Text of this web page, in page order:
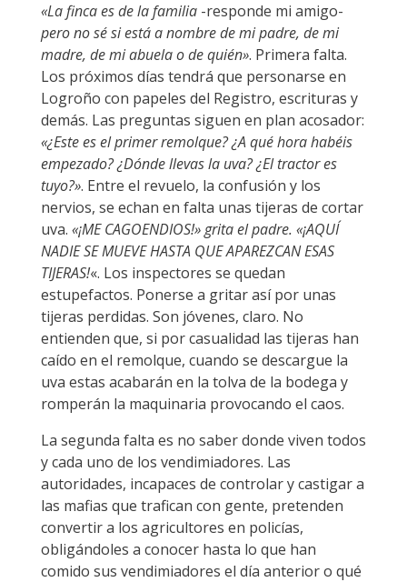
«La finca es de la familia-responde mi amigo-
pero no sé si está a nombre de mi padre, de mi
madre, de mi abuela o de quién». Primera falta.
Los próximos días tendrá que personarse en
Logroño con papeles del Registro, escrituras y
demás. Las preguntas siguen en plan acosador:
«¿Este es el primer remolque? ¿A qué hora habéis
empezado? ¿Dónde llevas la uva? ¿El tractor es
tuyo?». Entre el revuelo, la confusión y los
nervios, se echan en falta unas tijeras de cortar
uva. «¡ME CAGOENDIOS!» grita el padre. «¡AQUÍ
NADIE SE MUEVE HASTA QUE APAREZCAN ESAS
TIJERAS!«. Los inspectores se quedan
estupefactos. Ponerse a gritar así por unas
tijeras perdidas. Son jóvenes, claro. No
entienden que, si por casualidad las tijeras han
caído en el remolque, cuando se descargue la
uva estas acabarán en la tolva de la bodega y
romperán la maquinaria provocando el caos.
La segunda falta es no saber donde viven todos
y cada uno de los vendimiadores. Las
autoridades, incapaces de controlar y castigar a
las mafias que trafican con gente, pretenden
convertir a los agricultores en policías,
obligándoles a conocer hasta lo que han
comido sus vendimiadores el día anterior o qué